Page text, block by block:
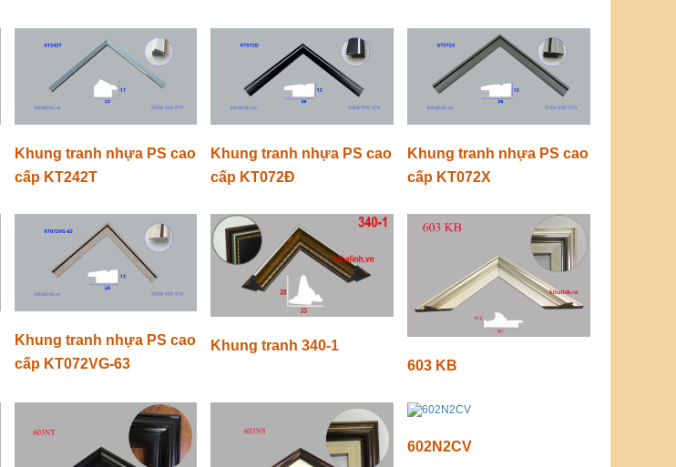
Khung tranh nhựa PS cao
cấp KT242T
Khung tranh nhựa PS cao
cấp KT072Đ
Khung tranh nhựa PS cao
cấp KT072X
Khung tranh nhựa PS cao
cấp KT072VG-63
Khung tranh 340-1
603 KB
602N2CV